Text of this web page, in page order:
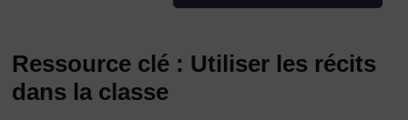
Ressource clé : Utiliser les récits
dans la classe